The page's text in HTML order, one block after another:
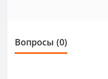
Вопросы (0)